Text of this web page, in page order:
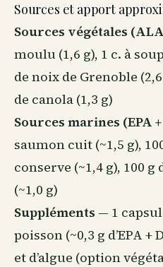
Sources et apport
Sources végétales
moulu (1,6 g), 1 c. à
de noix de Grenoble
de canola (1,3 g)
Sources marines (EPA
saumon cuit (~1,5 g),
conserve (~1,4 g), 100
(~1,0 g)
Suppléments — 1
poisson (~0,3 g d’EPA
et d’algue (option